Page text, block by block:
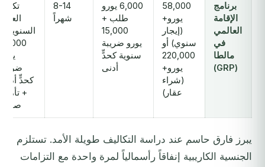
برنامج
الإقامة
العالمي
في
مالطا
(GRP)
58,000
يورو+
(إيجار
سنوي) أو
220,000
يورو+
(شراء
عقار)
6,000 يورو
طلب +
15,000
يورو ضريبة
سنوية كحدٍّ
أدنى
8-14
شهراً
تكلفة
العقار
السنوية +
15,000
يورو
ضريبة
كحدٍّ أدنى
+ تأمين
صحي
يبرز فارق حاسم عند دراسة التكاليف طويلة الأمد. تستلزم
الجنسية الكاريبية إنفاقاً رأسمالياً لمرة واحدة مع التزامات